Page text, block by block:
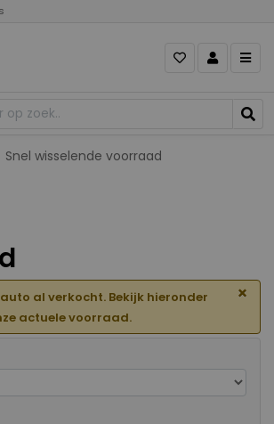
Gevarieerd aanbod
al verkocht. Bekijk hieronder
actuele voorraad.
×